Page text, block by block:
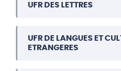
UFR DES LETTRES
UFR DE LANGUES ET
ETRANGERES